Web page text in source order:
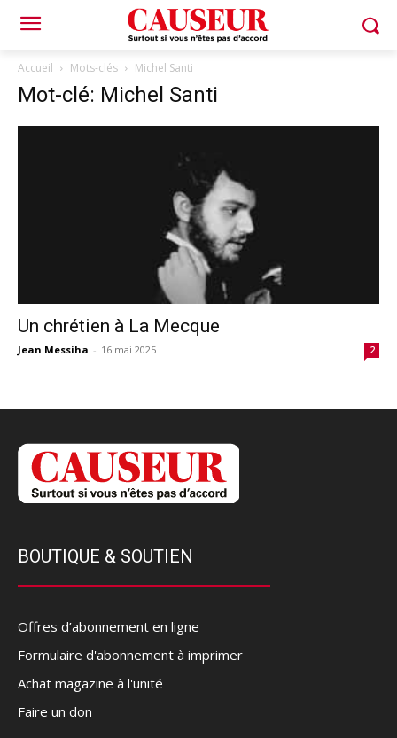
Accueil Mots-clés Michel Santi
Mot-clé: Michel Santi
Un chrétien à La Mecque
Jean Messiha - 16 mai 2025 2
BOUTIQUE & SOUTIEN
Offres d’abonnement en ligne
Formulaire d'abonnement à imprimer
Achat magazine à l'unité
Faire un don